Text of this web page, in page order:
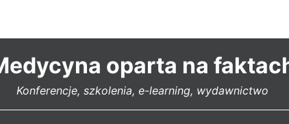
oparta na
Konferencje, szkolenia, e-learning, wydawnictwo